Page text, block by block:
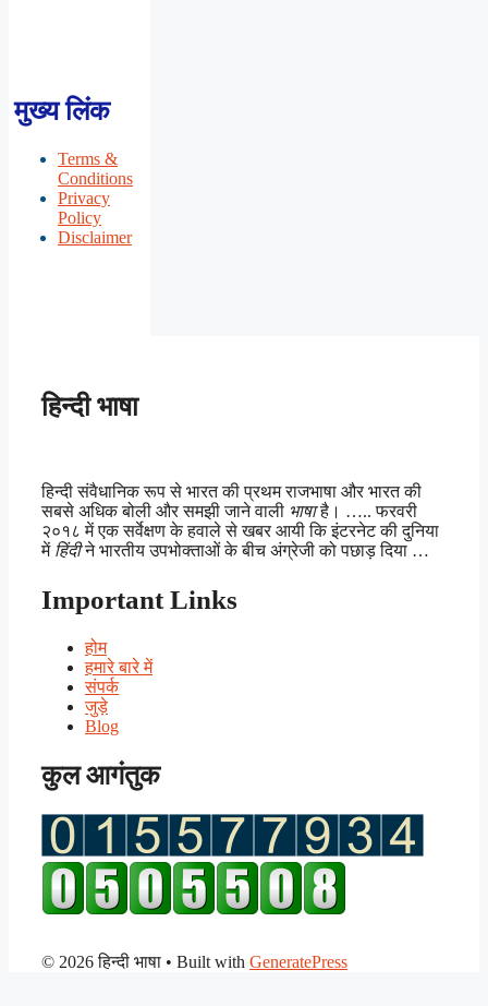
मुख्य लिंक
Terms &
Conditions
Privacy
Policy
Disclaimer
हिन्दी भाषा
हिन्दी संवैधानिक रूप से भारत की प्रथम राजभाषा और भारत की
सबसे अधिक बोली और समझी जाने वाली भाषाहै। ….. फरवरी
२०१८ में एक सर्वेक्षण के हवाले से खबर आयी कि इंटरनेट की दुनिया
में हिंदीने भारतीय उपभोक्ताओं के बीच अंग्रेजी को पछाड़ दिया …
Important Links
होम
हमारे बारे में
संपर्क
जुड़े
Blog
कुल आगंतुक
© 2026 हिन्दी भाषा • Built with GeneratePress